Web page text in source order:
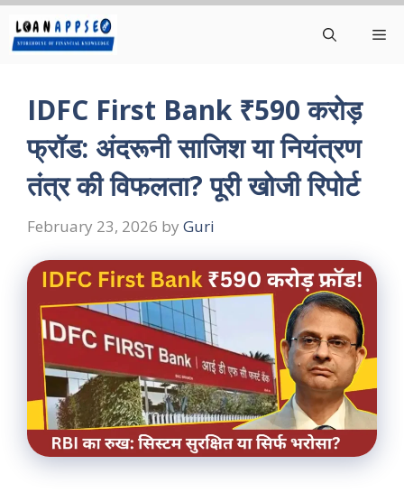
Skip
to
IDFC First Bank ₹590 करोड़
फ्रॉड: अंदरूनी साजिश या नियंत्रण
तंत्र की विफलता? पूरी खोजी रिपोर्ट
February 23, 2026 by Guri